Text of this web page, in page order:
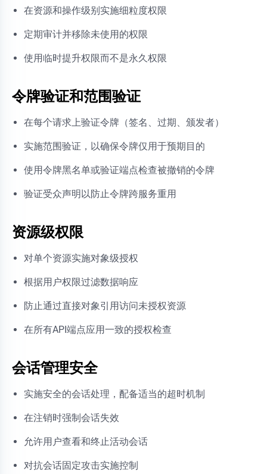
在资源和操作级别实施细粒度权限
定期审计并移除未使用的权限
使用临时提升权限而不是永久权限
令牌验证和范围验证
在每个请求上验证令牌（签名、过期、颁发者）
实施范围验证，以确保令牌仅用于预期目的
使用令牌黑名单或验证端点检查被撤销的令牌
验证受众声明以防止令牌跨服务重用
资源级权限
对单个资源实施对象级授权
根据用户权限过滤数据响应
防止通过直接对象引用访问未授权资源
在所有API端点应用一致的授权检查
会话管理安全
实施安全的会话处理，配备适当的超时机制
在注销时强制会话失效
允许用户查看和终止活动会话
对抗会话固定攻击实施控制